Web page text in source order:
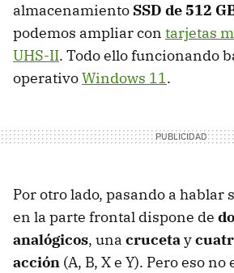
almacenamiento SSD de 512
podemos ampliar con tarjetas
UHS-II. Todo ello funcionando
operativoWindows 11.
Por otro lado, pasando a hablar
en la parte frontal dispone de
analógicos, una crucetay
acción (A, B, X e Y). Pero eso no